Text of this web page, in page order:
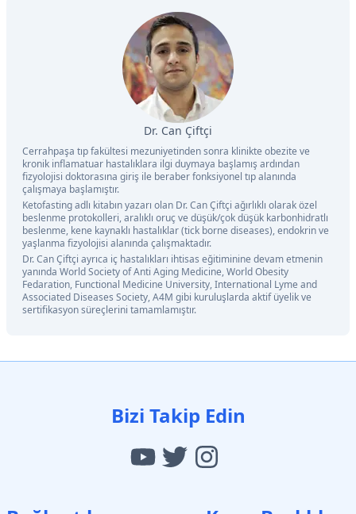
Dr. Can Çiftçi
Cerrahpaşa tıp fakültesi mezuniyetinden sonra klinikte obezite ve
kronik inflamatuar hastalıklara ilgi duymaya başlamış ardından
fizyolojisi doktorasına giriş ile beraber fonksiyonel tıp alanında
çalışmaya başlamıştır.
Ketofasting adlı kitabın yazarı olan Dr. Can Çiftçi ağırlıklı olarak özel
beslenme protokolleri, aralıklı oruç ve düşük/çok düşük karbonhidratlı
beslenme, kene kaynaklı hastalıklar (tick borne diseases), endokrin ve
yaşlanma fizyolojisi alanında çalışmaktadır.
Dr. Can Çiftçi ayrıca iç hastalıkları ihtisas eğitiminine devam etmenin
yanında World Society of Anti Aging Medicine, World Obesity
Fedaration, Functional Medicine University, International Lyme and
Associated Diseases Society, A4M gibi kuruluşlarda aktif üyelik ve
sertifikasyon süreçlerini tamamlamıştır.
Bizi Takip Edin